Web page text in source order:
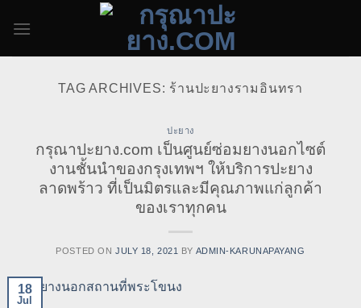
TAG ARCHIVES: ร้านปะยางรามอินทรา
ปะยาง
กรุณาปะยาง.com เป็นศูนย์ซ่อมยางนอกไซต์
งานชั้นนำของกรุงเทพฯ ให้บริการปะยาง
ลาดพร้าว ที่เป็นมิตรและมีคุณภาพแก่ลูกค้า
ของเราทุกคน
POSTED ON JULY 18, 2021 BY ADMIN-KARUNAPAYANG
18
Jul